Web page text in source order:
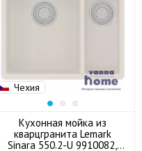
Чехия
Кухонная мойка из
кварцгранита Lemark
Sinara 550.2-U 9910082,